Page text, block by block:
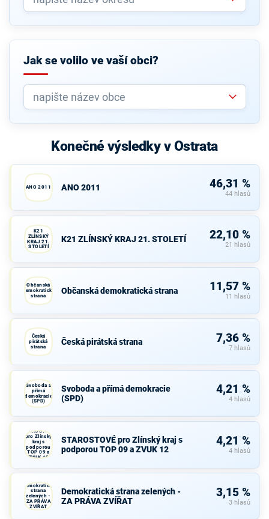
Jak se volilo ve vaší obci?
Konečné výsledky v Ostrata
ANO 2011 ANO 2011 46,31 %
44 hlasů
K21
ZLÍNSKÝ
KRAJ 21.
STOLETÍ
K21 ZLÍNSKÝ KRAJ 21. STOLETÍ 22,10 %
21 hlasů
Občanská
demokratická
strana
Občanská demokratická strana 11,57 %
11 hlasů
Česká
pirátská
strana
Česká pirátská strana 7,36 %
7 hlasů
Svoboda a
přímá
demokracie
(SPD)
Svoboda a přímá demokracie
(SPD)
4,21 %
4 hlasů
STAROSTOVÉ
pro Zlínský
kraj s
podporou
TOP 09 a
ZVUK 12
STAROSTOVÉ pro Zlínský kraj s
podporou TOP 09 a ZVUK 12
4,21 %
4 hlasů
Demokratická
strana
zelených -
ZA PRÁVA
ZVÍŘAT
Demokratická strana zelených -
ZA PRÁVA ZVÍŘAT
3,15 %
3 hlasů